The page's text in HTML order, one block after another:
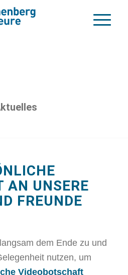
AN UNSERE
FREUNDE
dem Ende zu und
nutzen, um
Videobotschaft